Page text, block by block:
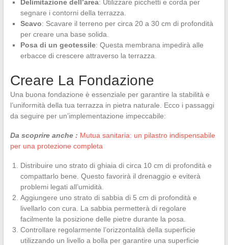
Delimitazione dell’area: Utilizzare picchetti e corda per
segnare i contorni della terrazza.
Scavo: Scavare il terreno per circa 20 a 30 cm di profondità
per creare una base solida.
Posa di un geotessile: Questa membrana impedirà alle
erbacce di crescere attraverso la terrazza.
Creare La Fondazione
Una buona fondazione è essenziale per garantire la stabilità e
l’uniformità della tua terrazza in pietra naturale. Ecco i passaggi
da seguire per un’implementazione impeccabile:
Da scoprire anche : Mutua sanitaria: un pilastro indispensabile
per una protezione completa
Distribuire uno strato di ghiaia di circa 10 cm di profondità e
compattarlo bene. Questo favorirà il drenaggio e eviterà
problemi legati all’umidità.
Aggiungere uno strato di sabbia di 5 cm di profondità e
livellarlo con cura. La sabbia permetterà di regolare
facilmente la posizione delle pietre durante la posa.
Controllare regolarmente l’orizzontalità della superficie
utilizzando un livello a bolla per garantire una superficie